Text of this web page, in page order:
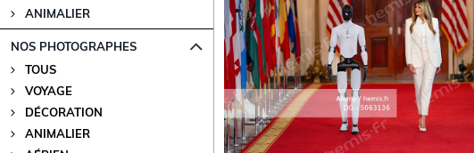
ANIMALIER
NOS PHOTOGRAPHES
TOUS
VOYAGE
DÉCORATION
ANIMALIER